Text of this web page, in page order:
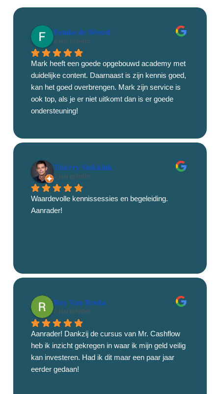
Femke de Weerd
2 jaar geleden
Mark heeft een goede opgebouwd academy met
duidelijke content. Daarnaast is zijn kennis goed,
kan het goed overbrengen. Mark zijn service is
ook top, als je er niet uitkomt dan is er goede
ondersteuning!
Thierry Stokkink
2 jaar geleden
Waardevolle kennissessies en begeleiding.
Aanrader!
Roy Van Breda
2 jaar geleden
Aanrader! Dankzij de cursus van Mr. Cashflow
heb ik inzicht gekregen in waar ik mijn geld veilig
kan investeren. Had ik dit maar een paar jaar
eerder gedaan!